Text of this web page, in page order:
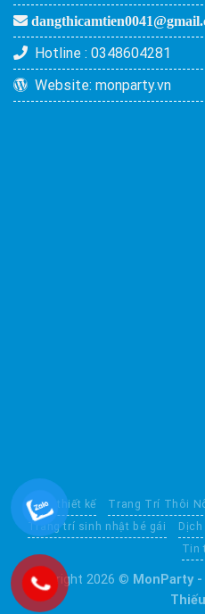
Hotline : 0348604281
Website: monparty.vn
Mẫu thiết kế Trang Trí Thôi
Trang trí sinh nhật bé gái
Dịch
Tin
Copyright 2026 © MonParty